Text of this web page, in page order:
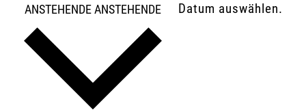
ANSTEHENDEANSTEHENDE Datum auswählen.